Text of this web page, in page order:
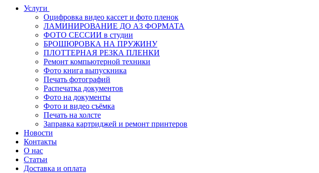
Услуги
Оцифровка видео кассет и фото пленок
ЛАМИНИРОВАНИЕ ДО А3 ФОРМАТА
ФОТО СЕССИИ в студии
БРОШЮРОВКА НА ПРУЖИНУ
ПЛОТТЕРНАЯ РЕЗКА ПЛЕНКИ
Ремонт компьютерной техники
Фото книга выпускника
Печать фотографий
Распечатка документов
Фото на документы
Фото и видео съёмка
Печать на холсте
Заправка картриджей и ремонт принтеров
Новости
Контакты
О нас
Статьи
Доставка и оплата